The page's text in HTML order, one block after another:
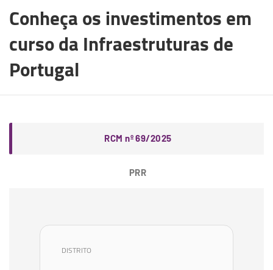
Conheça os investimentos em
curso da Infraestruturas de
Portugal
RCM nº 69/2025
PRR
DISTRITO